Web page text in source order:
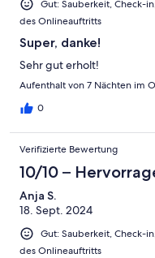
Gut: Sauberkeit, Check-
des Onlineauftritts
Super, danke!
Sehr gut erholt!
Aufenthalt von 7 Nächten im
0
Verifizierte Bewertung
10/10 –
Anja S.
18. Sept. 2024
Gut: Sauberkeit, Check-
des Onlineauftritts